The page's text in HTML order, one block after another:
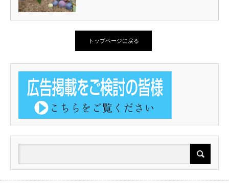
トップページに戻る